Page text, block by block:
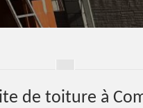
de toiture à